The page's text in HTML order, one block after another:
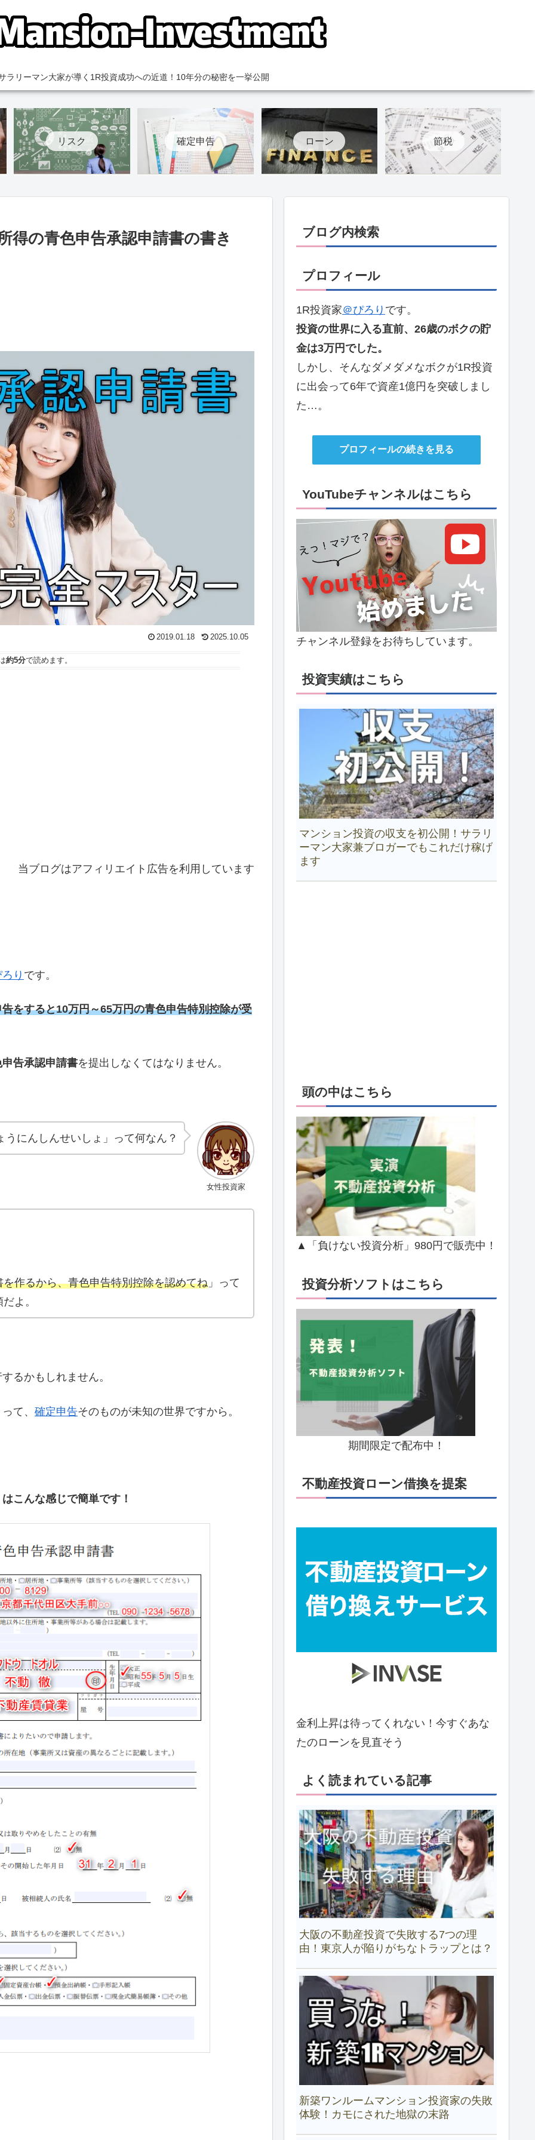
ラリーマン大家が導く1R投資成功への近道！10年分の秘密を一挙公開
リスク 確定申告 ローン 節税
得の青色申告承認申請書の書き
2019.01.18 2025.10.05
約5分で読めます。
当ブログはアフィリエイト広告を利用しています
り です。
をすると10万円～65万円の青色申告特別控除が受
申告承認申請書を提出しなくてはなりません。
女性投資家
うにんしんせいしょ」って何なん？
作るから、青色申告特別控除を認めてね 」って
よ。
るかもしれません。
て、 確定申告そのものが未知の世界ですから。
こんな感じで簡単です！
ブログ内検索
プロフィール
1R投資家＠ぴろり です。
投資の世界に入る直前、26歳のボクの貯
金は3万円でした。
しかし、そんなダメダメなボクが1R投資
に出会って6年で資産1億円を突破しまし
た…。
プロフィールの続きを見る
YouTubeチャンネルはこちら
チャンネル登録をお待ちしています。
投資実績はこちら
マンション投資の収支を初公開！サラリ
ーマン大家兼ブロガーでもこれだけ稼げ
ます
頭の中はこちら
▲「負けない投資分析」980円で販売中！
投資分析ソフトはこちら
期間限定で配布中！
不動産投資ローン借換を提案
金利上昇は待ってくれない！今すぐあな
たのローンを見直そう
よく読まれている記事
大阪の不動産投資で失敗する7つの理
由！東京人が陥りがちなトラップとは？
新築ワンルームマンション投資家の失敗
体験！カモにされた地獄の末路